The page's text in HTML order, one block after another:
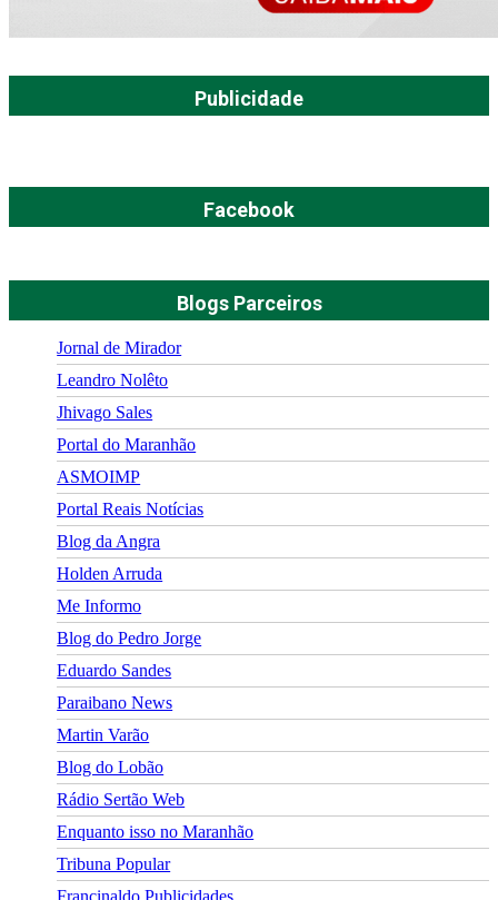
Publicidade
Facebook
Blogs Parceiros
Jornal de Mirador
Leandro Nolêto
Jhivago Sales
Portal do Maranhão
ASMOIMP
Portal Reais Notí­cias
Blog da Angra
Holden Arruda
Me Informo
Blog do Pedro Jorge
Eduardo Sandes
Paraibano News
Martin Varão
Blog do Lobão
Rádio Sertão Web
Enquanto isso no Maranhão
Tribuna Popular